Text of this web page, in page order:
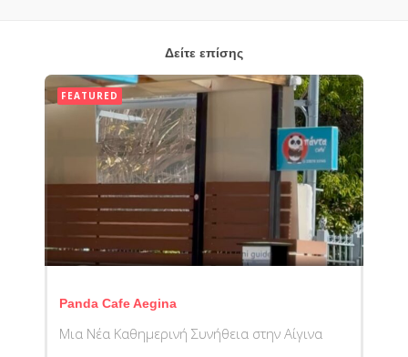
Δείτε επίσης
FEATURED
Panda Cafe Aegina
Μια Νέα Καθημερινή Συνήθεια στην Αίγινα